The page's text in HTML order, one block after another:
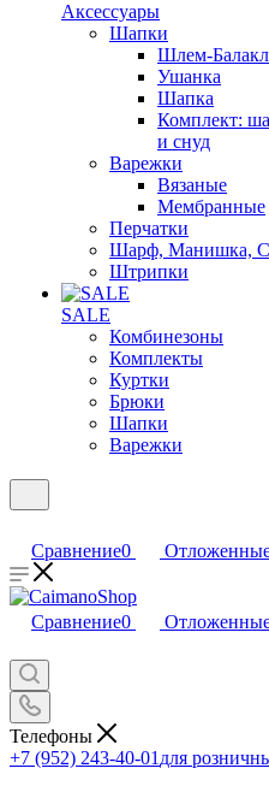
Аксессуары
Шапки
Шлем-
Ушанка
Шапка
Комплект:
и снуд
Варежки
Вязаные
Мембранные
Перчатки
Шарф, Манишка,
Штрипки
SALE
Комбинезоны
Комплекты
Куртки
Брюки
Шапки
Варежки
Сравнение0
Сравнение0
Телефоны
+7 (952) 243-40-01 для